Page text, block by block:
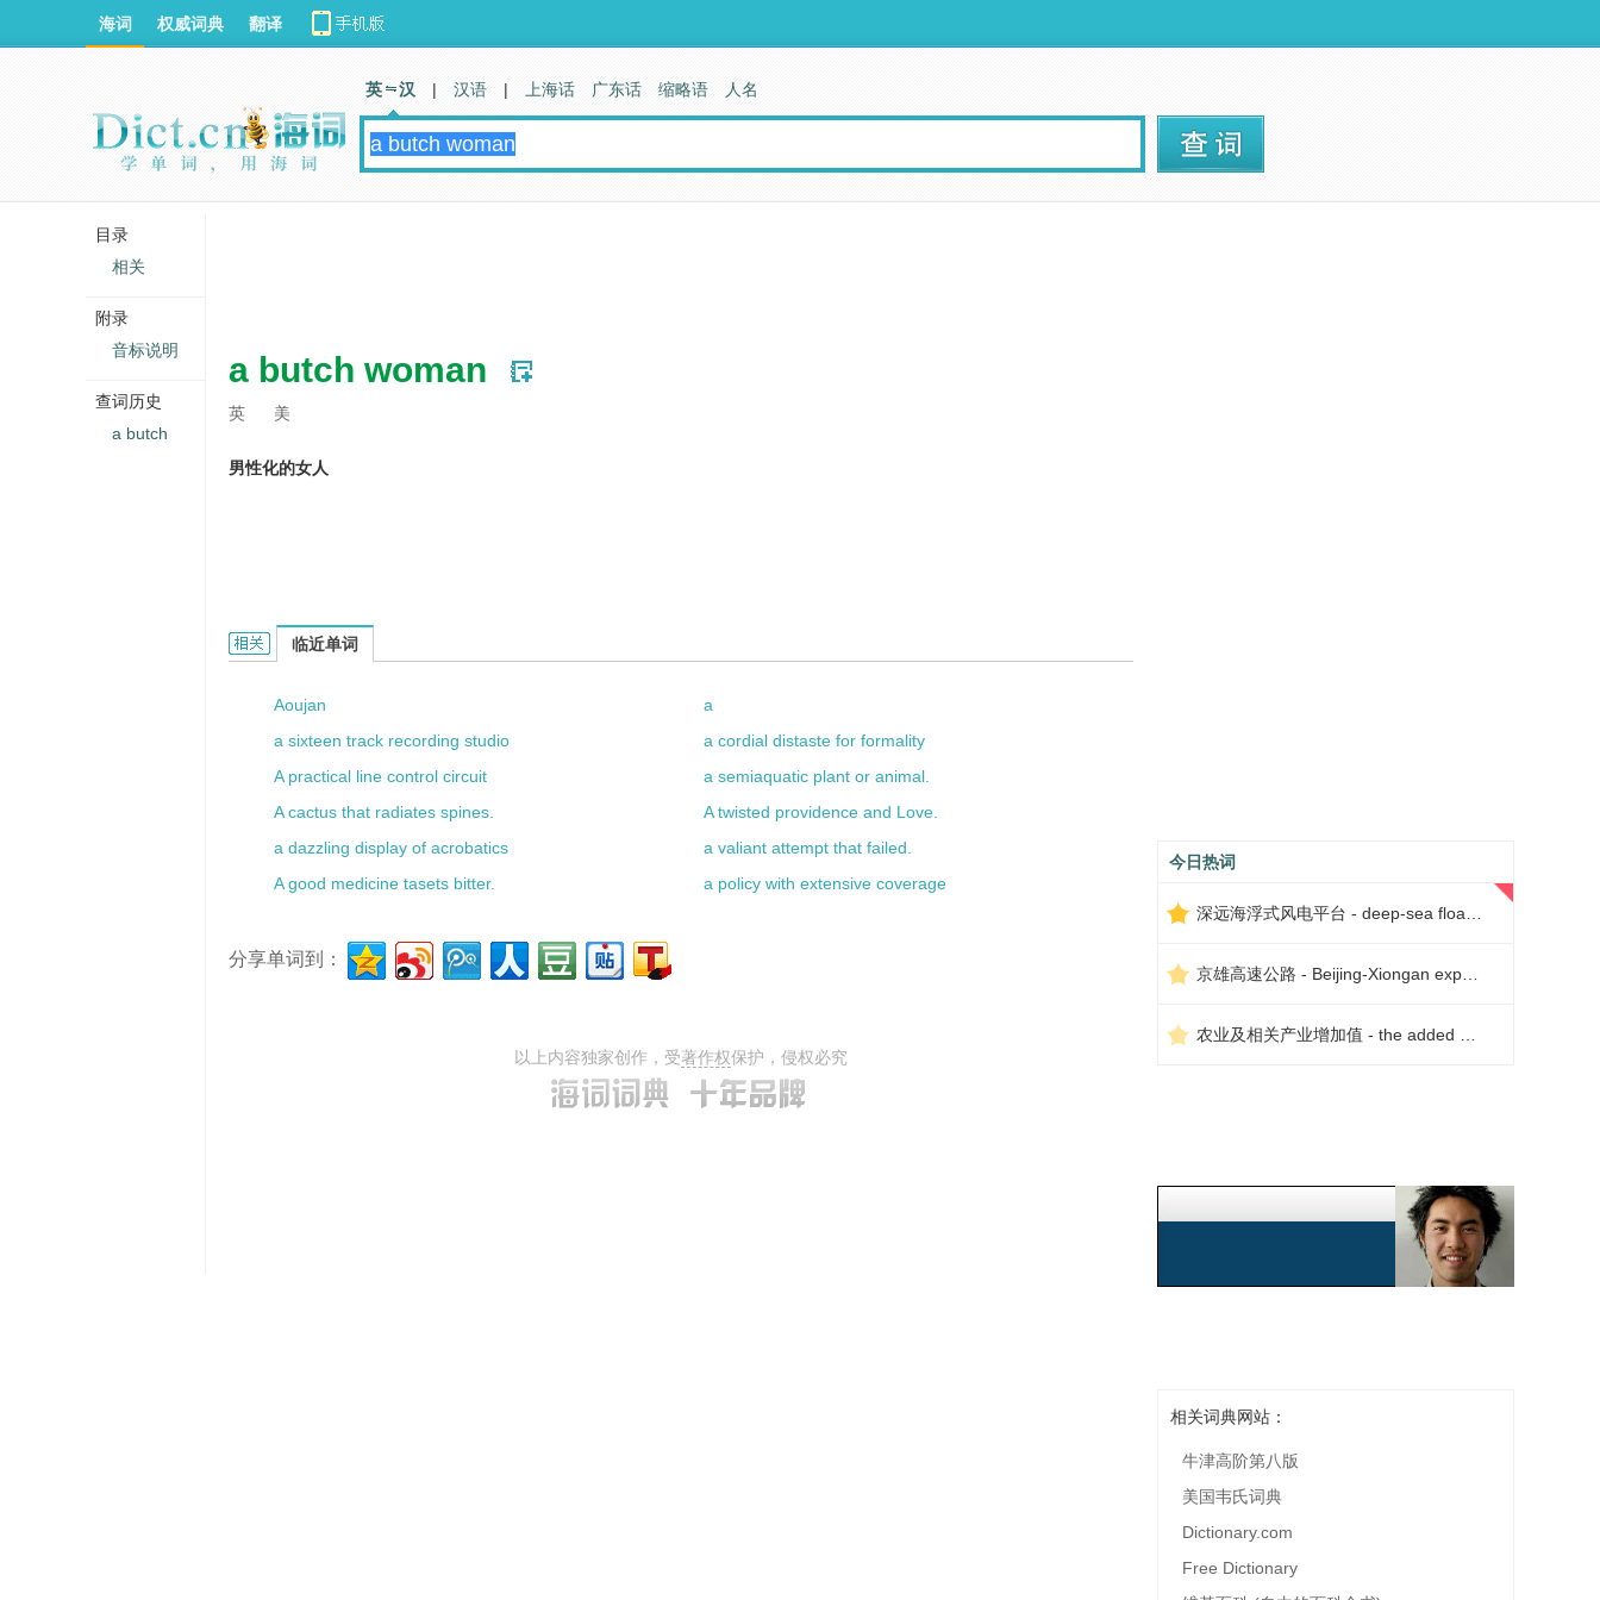
a butch woman
英 美
男性化的女人
a butch woman的相关资料：
临近单词
Aoujan
a
a sixteen track recording studio
a cordial distaste for formality
A practical line control circuit
a semiaquatic plant or animal.
A cactus that radiates spines.
A twisted providence and Love.
a dazzling display of acrobatics
a valiant attempt that failed.
A good medicine tasets bitter.
a policy with extensive coverage
分享单词到：
以上内容独家创作，受著作权保护，侵权必究
今日热词
相关词典网站：
牛津高阶第八版
美国韦氏词典
Dictionary.com
Free Dictionary
海词 权威词典 翻译
英 汉 | 汉语 | 上海话 广东话 缩略语 人名
目录
相关
附录
音标说明
查词历史
a butch